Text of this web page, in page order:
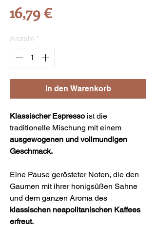
16,79 €
Anzahl *
In den Warenkorb
Klassischer Espresso ist die
traditionelle Mischung mit einem
ausgewogenen und vollmundigen
Geschmack.
Eine Pause gerösteter Noten, die den
Gaumen mit ihrer honigsüßen Sahne
und dem ganzen Aroma des
klassischen neapolitanischen Kaffees
erfreut.